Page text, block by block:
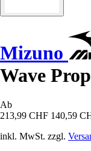
Mizuno
Wave
Ab
213,99 CHF 140,59
inkl. MwSt. zzgl.